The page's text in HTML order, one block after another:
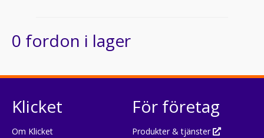
0 fordon i lager
Klicket
Om Klicket
För företag
Produkter & tjänster